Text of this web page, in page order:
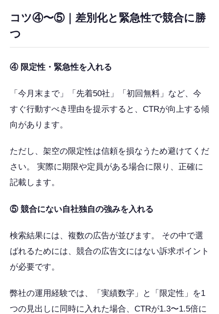
コツ④〜⑤｜差別化と緊急性で競合に勝
つ
④ 限定性・緊急性を入れる
「今月末まで」「先着50社」「初回無料」など、今
すぐ行動すべき理由を提示すると、CTRが向上する傾
向があります。
ただし、架空の限定性は信頼を損なうため避けてくだ
さい。 実際に期限や定員がある場合に限り、正確に
記載します。
⑤ 競合にない自社独自の強みを入れる
検索結果には、複数の広告が並びます。 その中で選
ばれるためには、競合の広告文にはない訴求ポイント
が必要です。
弊社の運用経験では、「実績数字」と「限定性」を1
つの見出しに同時に入れた場合、CTRが1.3〜1.5倍に